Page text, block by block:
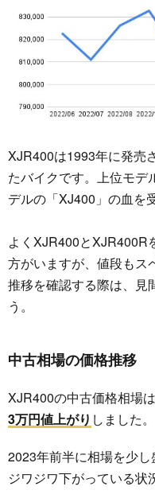
XJR400は1993年に発売
たバイクです。上位モデ
デルの「XJ400」の血を
よくXJR400とXJR400R
方がいますが、値段もス
推移を確認する際は、見
う。
中古相場の価格推移
XJR400の中古価格相場
3万円値上がり しました。
2023年前半に相場を少
ジワジワ下がっている状